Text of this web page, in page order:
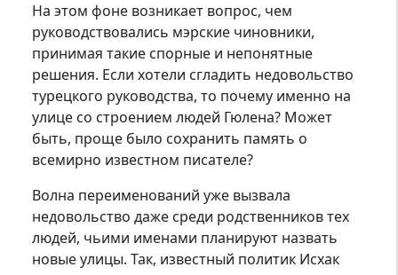
На этом фоне возникает вопрос, чем
руководствовались мэрские чиновники,
принимая такие спорные и непонятные
решения. Если хотели сгладить недовольство
турецкого руководства, то почему именно на
улице со строением людей Гюлена? Может
быть, проще было сохранить память о
всемирно известном писателе?
Волна переименований уже вызвала
недовольство даже среди родственников тех
людей, чьими именами планируют назвать
новые улицы. Так, известный политик Исхак